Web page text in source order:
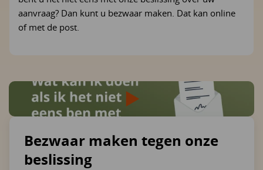
aanvraag? Dan kunt u bezwaar maken. Dat kan online
of met de post.
Bezwaar maken tegen onze
beslissing